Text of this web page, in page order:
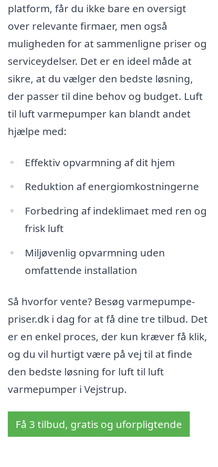
platform, får du ikke bare en oversigt
over relevante firmaer, men også
muligheden for at sammenligne priser og
serviceydelser. Det er en ideel måde at
sikre, at du vælger den bedste løsning,
der passer til dine behov og budget. Luft
til luft varmepumper kan blandt andet
hjælpe med:
Effektiv opvarmning af dit hjem
Reduktion af energiomkostningerne
Forbedring af indeklimaet med ren og
frisk luft
Miljøvenlig opvarmning uden
omfattende installation
Så hvorfor vente? Besøg varmepumpe-
priser.dk i dag for at få dine tre tilbud. Det
er en enkel proces, der kun kræver få klik,
og du vil hurtigt være på vej til at finde
den bedste løsning for luft til luft
varmepumper i Vejstrup.
Få 3 tilbud, gratis og uforpligtende